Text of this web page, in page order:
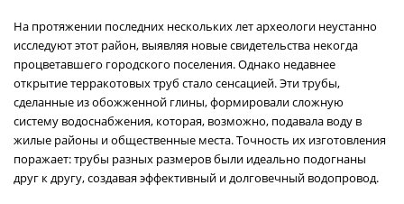
На протяжении последних нескольких лет археологи неустанно
исследуют этот район, выявляя новые свидетельства некогда
процветавшего городского поселения. Однако недавнее
открытие терракотовых труб стало сенсацией. Эти трубы,
сделанные из обожженной глины, формировали сложную
систему водоснабжения, которая, возможно, подавала воду в
жилые районы и общественные места. Точность их изготовления
поражает: трубы разных размеров были идеально подогнаны
друг к другу, создавая эффективный и долговечный водопровод.